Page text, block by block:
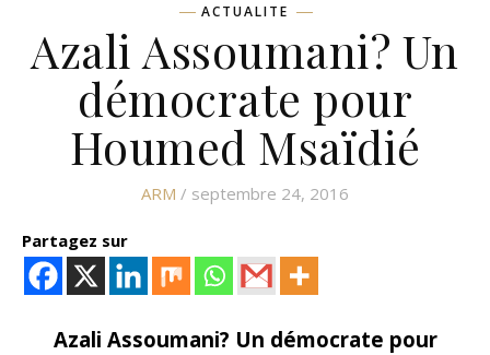
ACTUALITE
Azali Assoumani? Un
démocrate pour
Houmed Msaïdié
ARM / septembre 24, 2016
Partagez sur
Azali Assoumani? Un démocrate pour